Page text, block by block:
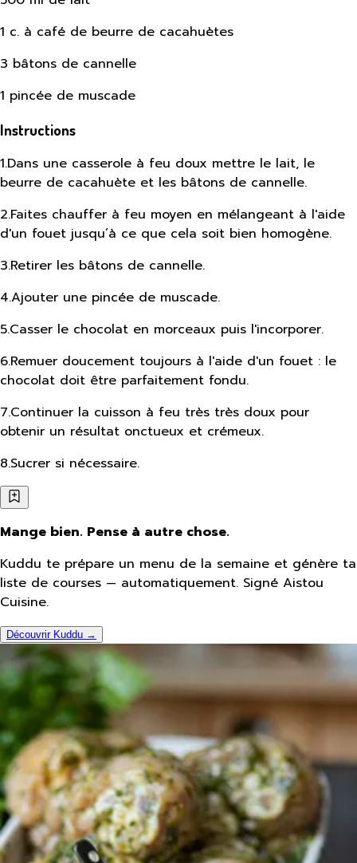
1 c. à café de beurre de cacahuètes
3 bâtons de cannelle
1 pincée de muscade
Instructions
1.Dans une casserole à feu doux mettre le lait, le
beurre de cacahuète et les bâtons de cannelle.
2.Faites chauffer à feu moyen en mélangeant à l'aide
d'un fouet jusqu’à ce que cela soit bien homogène.
3.Retirer les bâtons de cannelle.
4.Ajouter une pincée de muscade.
5.Casser le chocolat en morceaux puis l'incorporer.
6.Remuer doucement toujours à l'aide d'un fouet : le
chocolat doit être parfaitement fondu.
7.Continuer la cuisson à feu très très doux pour
obtenir un résultat onctueux et crémeux.
8.Sucrer si nécessaire.
Mange bien. Pense à autre chose.
Kuddu te prépare un menu de la semaine et génère ta
liste de courses — automatiquement. Signé Aistou
Cuisine.
Découvrir Kuddu →